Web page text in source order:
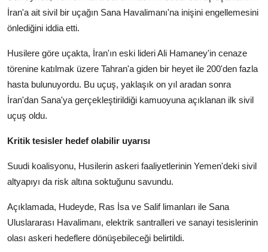
İran'a ait sivil bir uçağın Sana Havalimanı'na inişini engellemesini
önlediğini iddia etti.
Husilere göre uçakta, İran'ın eski lideri Ali Hamaney'in cenaze
törenine katılmak üzere Tahran'a giden bir heyet ile 200'den fazla
hasta bulunuyordu. Bu uçuş, yaklaşık on yıl aradan sonra
İran'dan Sana'ya gerçekleştirildiği kamuoyuna açıklanan ilk sivil
uçuş oldu.
Kritik tesisler hedef olabilir uyarısı
Suudi koalisyonu, Husilerin askeri faaliyetlerinin Yemen'deki sivil
altyapıyı da risk altına soktuğunu savundu.
Açıklamada, Hudeyde, Ras İsa ve Salif limanları ile Sana
Uluslararası Havalimanı, elektrik santralleri ve sanayi tesislerinin
olası askeri hedeflere dönüşebileceği belirtildi.